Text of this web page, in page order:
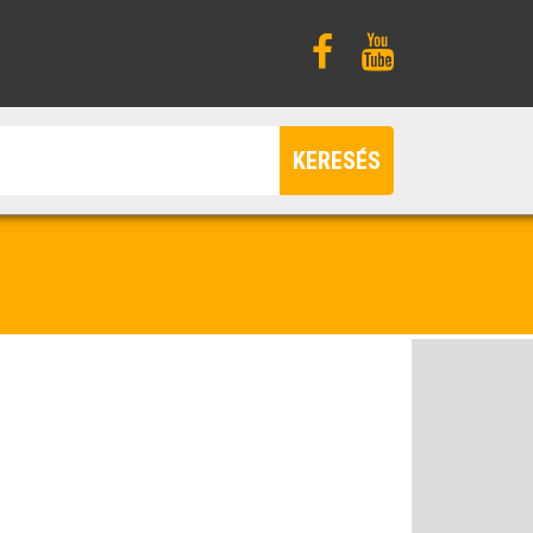
KERESÉS